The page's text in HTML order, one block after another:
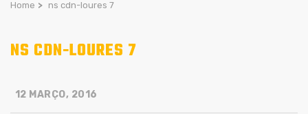
Home > ns cdn-loures 7
NS CDN-LOURES 7
12 MARÇO, 2016